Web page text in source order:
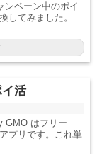
ンペーン中のポイ
してみました。
活
GMO はフリー
プリです。これ単